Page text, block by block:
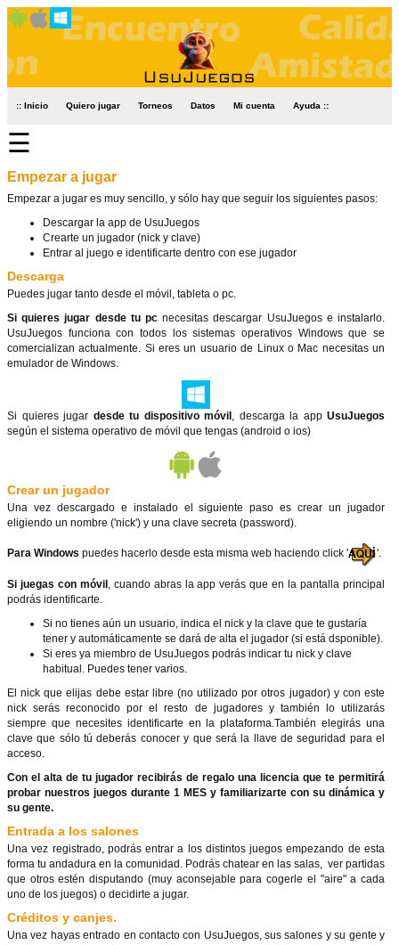
:: Inicio Quiero jugar Torneos Datos Mi cuenta Ayuda ::
☰
Empezar a jugar
Empezar a jugar es muy sencillo, y sólo hay que seguir los siguientes pasos:
Descargar la app de UsuJuegos
Crearte un jugador (nick y clave)
Entrar al juego e identificarte dentro con ese jugador
Descarga
Puedes jugar tanto desde el móvil, tableta o pc.
Si quieres jugar desde tu pc necesitas descargar UsuJuegos e instalarlo.
UsuJuegos funciona con todos los sistemas operativos Windows que se
comercializan actualmente. Si eres un usuario de Linux o Mac necesitas un
emulador de Windows.
Si quieres jugar desde tu dispositivo móvil , descarga la app UsuJuegos
según el sistema operativo de móvil que tengas (android o ios)
Crear un jugador
Una vez descargado e instalado el siguiente paso es crear un jugador
eligiendo un nombre ('nick') y una clave secreta (password).
Para Windows puedes hacerlo desde esta misma web haciendo click ' '.
Si juegas con móvil , cuando abras la app verás que en la pantalla principal
podrás identificarte.
Si no tienes aún un usuario, indica el nick y la clave que te gustaría
tener y automáticamente se dará de alta el jugador (si está dsponible).
Si eres ya miembro de UsuJuegos podrás indicar tu nick y clave
habitual. Puedes tener varios.
El nick que elijas debe estar libre (no utilizado por otros jugador) y con este
nick serás reconocido por el resto de jugadores y también lo utilizarás
siempre que necesites identificarte en la plataforma.También elegirás una
clave que sólo tú deberás conocer y que será la llave de seguridad para el
acceso.
Con el alta de tu jugador recibirás de regalo una licencia que te permitirá
probar nuestros juegos durante 1 MES y familiarizarte con su dinámica y
su gente.
Entrada a los salones
Una vez registrado, podrás entrar a los distintos juegos empezando de esta
forma tu andadura en la comunidad. Podrás chatear en las salas, ver partidas
que otros estén disputando (muy aconsejable para cogerle el "aire" a cada
uno de los juegos) o decidirte a jugar.
Créditos y canjes.
Una vez hayas entrado en contacto con UsuJuegos, sus salones y su gente y